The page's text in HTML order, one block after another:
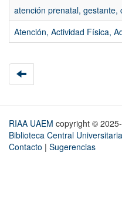
atención prenatal, gestante,
Atención, Actividad Física,
RIAA UAEM copyright ©
Biblioteca Central Universitaria
Contacto | Sugerencias